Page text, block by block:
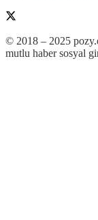
© 2018 – 2025
mutlu haber sosyal